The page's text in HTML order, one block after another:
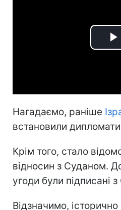
Нагадаємо, раніше
встановили
Крім того, стало
відносин з Суданом.
угоди були підписані
Відзначимо, історично